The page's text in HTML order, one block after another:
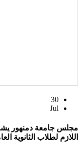
30
Jul
مجلس جامعة دمنهور
اللازم لطلاب الثانوية